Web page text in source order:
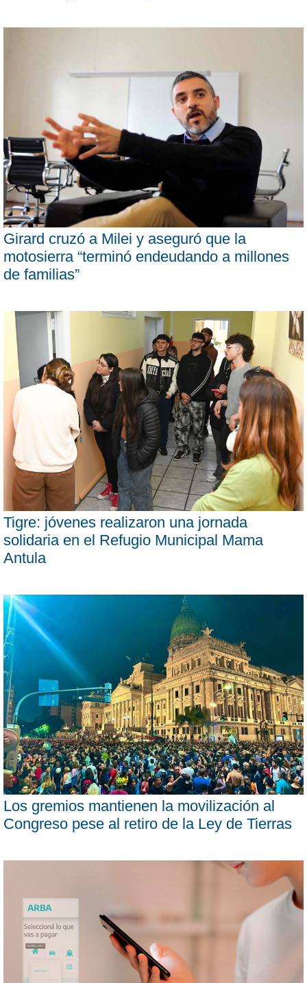
Girard cruzó a Milei y aseguró que la
motosierra “terminó endeudando a millones
de familias”
Tigre: jóvenes realizaron una jornada
solidaria en el Refugio Municipal Mama
Antula
Los gremios mantienen la movilización al
Congreso pese al retiro de la Ley de Tierras